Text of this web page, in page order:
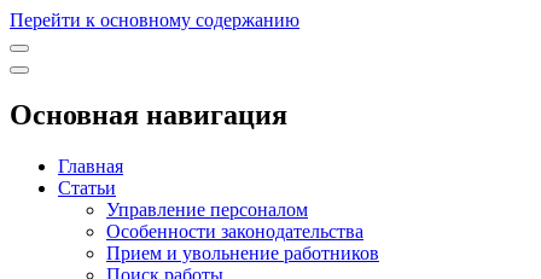
Перейти к основному содержанию
Основная навигация
Главная
Статьи
Управление персоналом
Особенности законодательства
Прием и увольнение работников
Поиск работы